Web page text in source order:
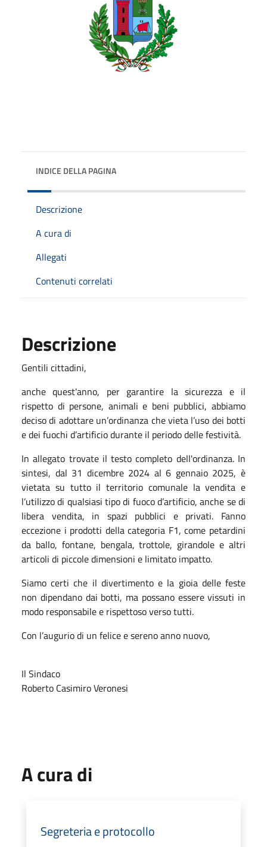
INDICE DELLA PAGINA
Descrizione
A cura di
Allegati
Contenuti correlati
Descrizione
Gentili cittadini,
anche quest'anno, per garantire la sicurezza e il
rispetto di persone, animali e beni pubblici, abbiamo
deciso di adottare un’ordinanza che vieta l’uso dei botti
e dei fuochi d’artificio durante il periodo delle festività.
In allegato trovate il testo completo dell'ordinanza. In
sintesi, dal 31 dicembre 2024 al 6 gennaio 2025, è
vietata su tutto il territorio comunale la vendita e
l’utilizzo di qualsiasi tipo di fuoco d’artificio, anche se di
libera vendita, in spazi pubblici e privati. Fanno
eccezione i prodotti della categoria F1, come petardini
da ballo, fontane, bengala, trottole, girandole e altri
articoli di piccole dimensioni e limitato impatto.
Siamo certi che il divertimento e la gioia delle feste
non dipendano dai botti, ma possano essere vissuti in
modo responsabile e rispettoso verso tutti.
Con l’augurio di un felice e sereno anno nuovo,
Il Sindaco
Roberto Casimiro Veronesi
A cura di
Segreteria e protocollo